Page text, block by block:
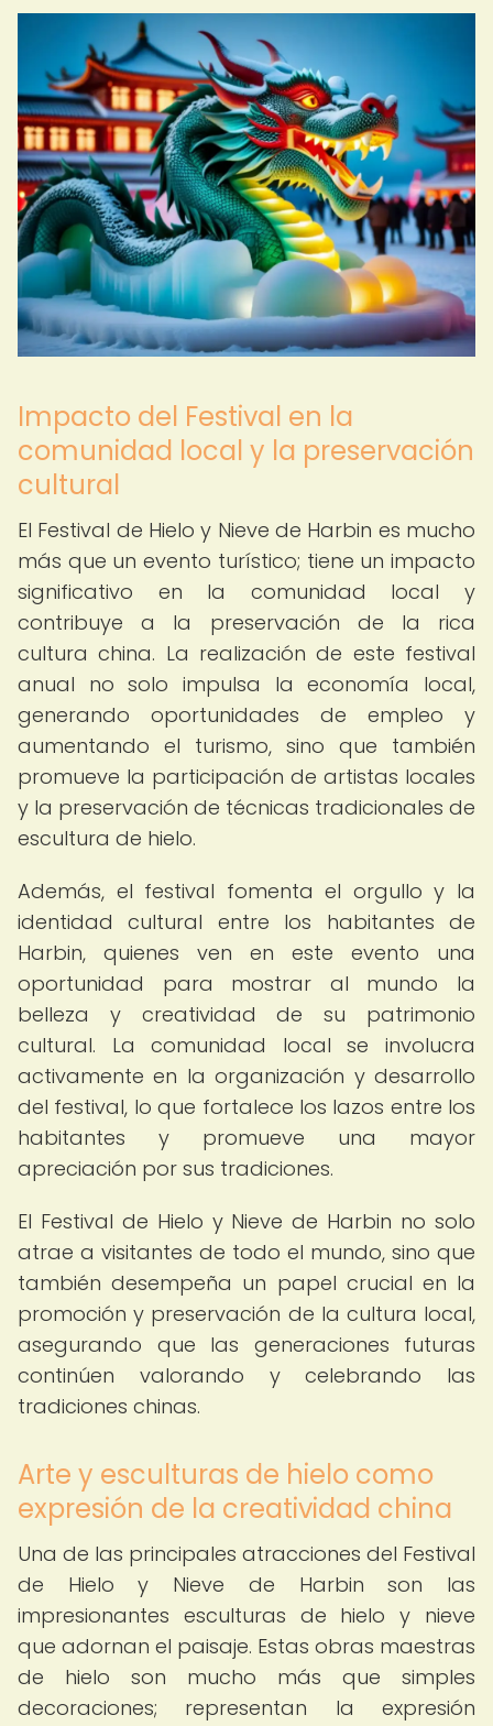
Impacto del Festival en la
comunidad local y la preservación
cultural
El Festival de Hielo y Nieve de Harbin es mucho
más que un evento turístico; tiene un impacto
significativo en la comunidad local y
contribuye a la preservación de la rica
cultura china. La realización de este festival
anual no solo impulsa la economía local,
generando oportunidades de empleo y
aumentando el turismo, sino que también
promueve la participación de artistas locales
y la preservación de técnicas tradicionales de
escultura de hielo.
Además, el festival fomenta el orgullo y la
identidad cultural entre los habitantes de
Harbin, quienes ven en este evento una
oportunidad para mostrar al mundo la
belleza y creatividad de su patrimonio
cultural. La comunidad local se involucra
activamente en la organización y desarrollo
del festival, lo que fortalece los lazos entre los
habitantes y promueve una mayor
apreciación por sus tradiciones.
El Festival de Hielo y Nieve de Harbin no solo
atrae a visitantes de todo el mundo, sino que
también desempeña un papel crucial en la
promoción y preservación de la cultura local,
asegurando que las generaciones futuras
continúen valorando y celebrando las
tradiciones chinas.
Arte y esculturas de hielo como
expresión de la creatividad china
Una de las principales atracciones del Festival
de Hielo y Nieve de Harbin son las
impresionantes esculturas de hielo y nieve
que adornan el paisaje. Estas obras maestras
de hielo son mucho más que simples
decoraciones; representan la expresión